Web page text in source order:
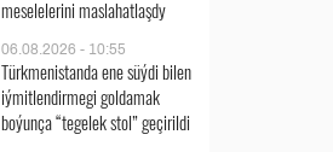
meselelerini maslahatlaşdy
06.08.2026 - 10:55
Türkmenistanda ene süýdi bilen
iýmitlendirmegi goldamak
boýunça “tegelek stol” geçirildi